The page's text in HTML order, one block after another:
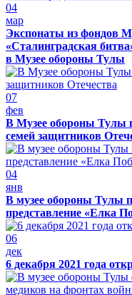
04
мар
Экспонаты из фондов
«Сталинградская
в Музее обороны Тулы
07
фев
В Музее обороны Тулы
семей защитников
04
янв
В музее обороны Тулы
представление «Елка
06
дек
6 декабря 2021 года